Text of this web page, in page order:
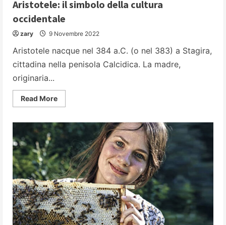
Aristotele: il simbolo della cultura
occidentale
zary 9 Novembre 2022
Aristotele nacque nel 384 a.C. (o nel 383) a Stagira,
cittadina nella penisola Calcidica. La madre,
originaria...
Read MoreRead
more
il
simbolo
della
cultura
occidentale